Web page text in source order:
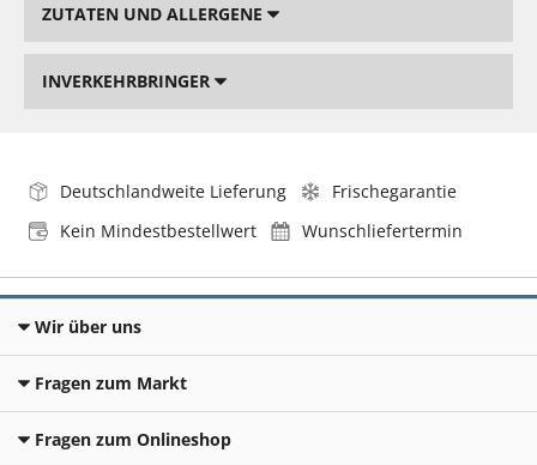
ZUTATEN UND ALLERGENE
INVERKEHRBRINGER
Deutschlandweite Lieferung
Frischegarantie
Kein Mindestbestellwert
Wunschliefertermin
Wir über uns
Fragen zum Markt
Fragen zum Onlineshop